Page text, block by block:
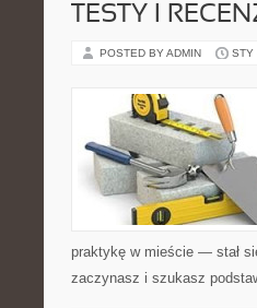
TESTY I
POSTED BY ADMIN STY
praktykę w mieście — stał
zaczynasz i szukasz